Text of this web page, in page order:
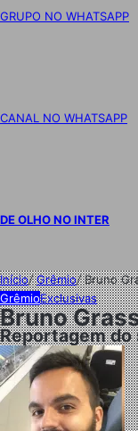
GRUPO NO WHATSAPP
CANAL NO WHATSAPP
DE OLHO NO INTER
Início/Grêmio/Bruno
GrêmioExclusivas
Bruno
Reportagem